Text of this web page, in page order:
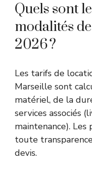
Quels sont
modalités
2026 ?
Les tarifs de
Marseille sont
matériel, de la
services associés
maintenance).
toute
devis.